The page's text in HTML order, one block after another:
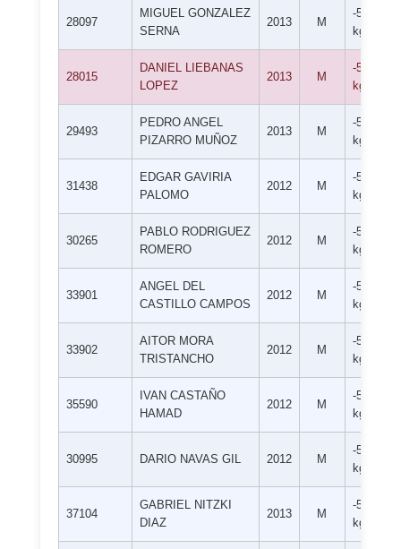
28097
MIGUEL GONZALEZ
SERNA
2013 M
-55
kg
28015
DANIEL LIEBANAS
LOPEZ
2013 M
-55
kg
29493
PEDRO ANGEL
PIZARRO MUÑOZ
2013 M
-55
kg
31438
EDGAR GAVIRIA
PALOMO
2012 M
-55
kg
30265
PABLO RODRIGUEZ
ROMERO
2012 M
-55
kg
33901
ANGEL DEL
CASTILLO CAMPOS
2012 M
-55
kg
33902
AITOR MORA
TRISTANCHO
2012 M
-55
kg
35590
IVAN CASTAÑO
HAMAD
2012 M
-55
kg
30995 DARIO NAVAS GIL 2012 M
-55
kg
37104
GABRIEL NITZKI
DIAZ
2013 M
-55
kg